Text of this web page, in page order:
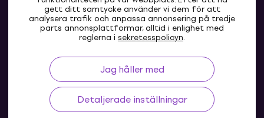
gett ditt samtycke använder vi dem för att
analysera trafik och anpassa annonsering på tredje
parts annonsplattformar, alltid i enlighet med
reglerna i sekretesspolicyn.
Jag håller med
Detaljerade inställningar
SE